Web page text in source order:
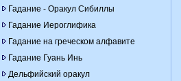
Гадание - Оракул Сибиллы
Гадание Иероглифика
Гадание на греческом алфавите
Гадание Гуань Инь
Дельфийский оракул